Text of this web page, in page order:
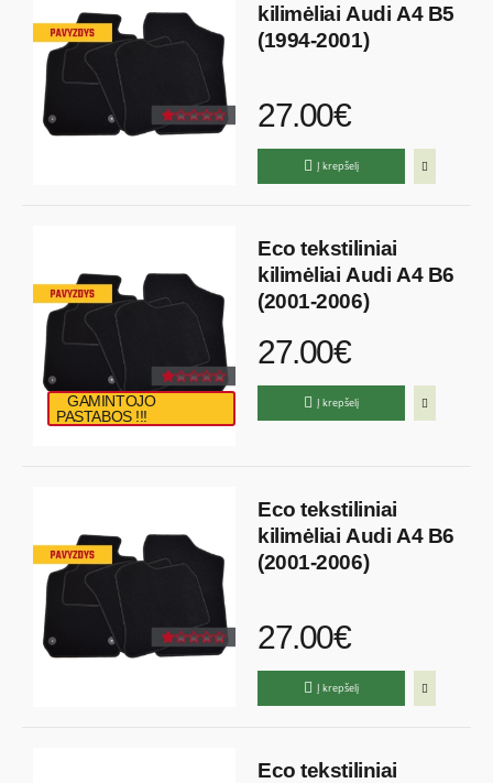
kilimėliai Audi A4 B5
(1994-2001)
27.00€
Į krepšelį
GAMINTOJO
PASTABOS !!!
Eco tekstiliniai
kilimėliai Audi A4 B6
(2001-2006)
27.00€
Į krepšelį
Eco tekstiliniai
kilimėliai Audi A4 B6
(2001-2006)
27.00€
Į krepšelį
Eco tekstiliniai